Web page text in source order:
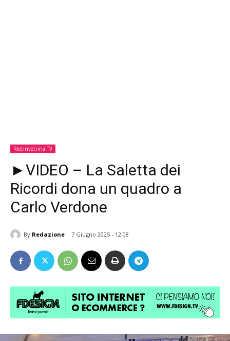
Rietinvetrina TV
►VIDEO – La Saletta dei
Ricordi dona un quadro a
Carlo Verdone
By Redazione 7 Giugno 2025 - 12:08